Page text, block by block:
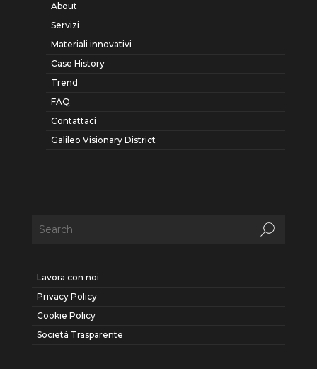
About
Servizi
Materiali innovativi
Case History
Trend
FAQ
Contattaci
Galileo Visionary District
Lavora con noi
Privacy Policy
Cookie Policy
Società Trasparente